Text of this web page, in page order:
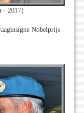
- 2017)
Nobelprijs